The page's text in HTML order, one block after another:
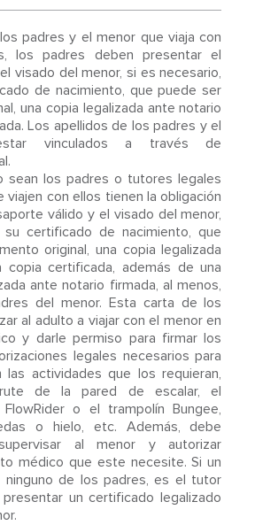
padres y el menor que viaja con
los padres deben presentar el
visado del menor, si es necesario,
de nacimiento, que puede ser
una copia legalizada ante notario
Los apellidos de los padres y el
vinculados a través de
sean los padres o tutores legales
viajen con ellos tienen la obligación
válido y el visado del menor,
certificado de nacimiento, que
original, una copia legalizada
certificada, además de una
ante notario firmada, al menos,
del menor. Esta carta de los
al adulto a viajar con el menor en
y darle permiso para firmar los
legales necesarios para
las actividades que los requieran,
de la pared de escalar, el
o el trampolín Bungee,
o hielo, etc. Además, debe
al menor y autorizar
médico que este necesite. Si un
ninguno de los padres, es el tutor
un certificado legalizado